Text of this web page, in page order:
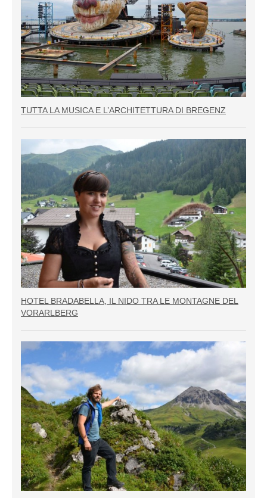
TUTTA LA MUSICA E L’ARCHITETTURA DI BREGENZ
HOTEL BRADABELLA, IL NIDO TRA LE MONTAGNE DEL
VORARLBERG